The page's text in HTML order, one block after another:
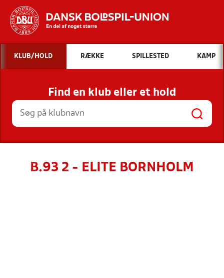
Hvad vil du søge efter?
INDHOLD OG NYHEDER
STILLINGER, RESULTATER, KLUBBER OG
HOLD
KLUB/HOLD RÆKKE SPILLESTED KAMP
Find en klub eller et hold
B.93 2 - ELITE BORNHOLM